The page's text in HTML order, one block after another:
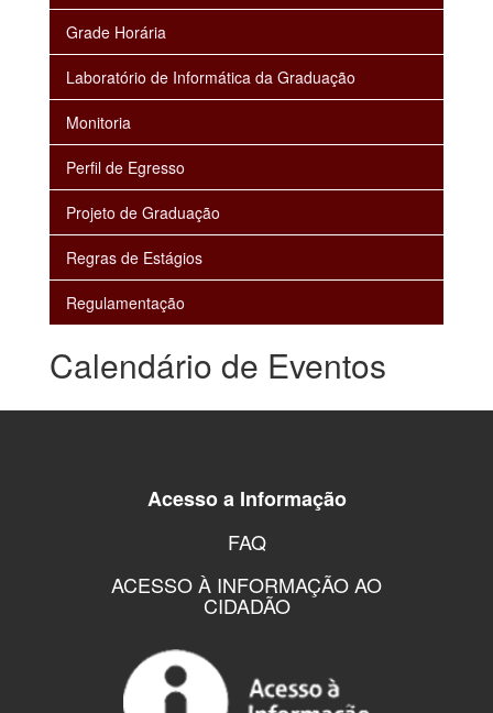
Grade Horária
Laboratório de Informática da Graduação
Monitoria
Perfil de Egresso
Projeto de Graduação
Regras de Estágios
Regulamentação
Calendário de Eventos
Acesso a Informação
FAQ
ACESSO À INFORMAÇÃO AO
CIDADÃO